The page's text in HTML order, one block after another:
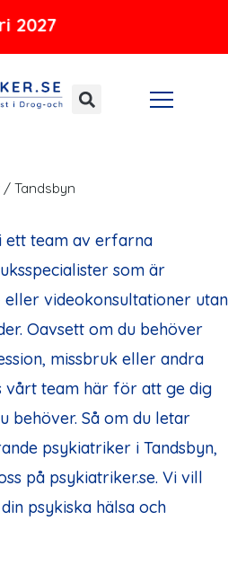
/ Tandsbyn
ett team av erfarna
som är
videokonsultationer utan
Oavsett om du behöver
missbruk eller andra
vårt team här för att ge dig
behöver. Så om du letar
psykiatriker i Tandsbyn,
på psykiatriker.se. Vi vill
psykiska hälsa och